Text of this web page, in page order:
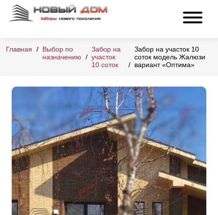
Главная
Выбор по
назначению
Забор на
участок
10 соток
Забор на участок 10
соток модель Жалюзи
вариант «Оптима»